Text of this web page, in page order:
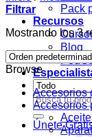
Pack
Recursos
Blog
Buscar
por:
Únete
Filtrar
Mostrando los 3
Browse
Accesorios
Accesorios